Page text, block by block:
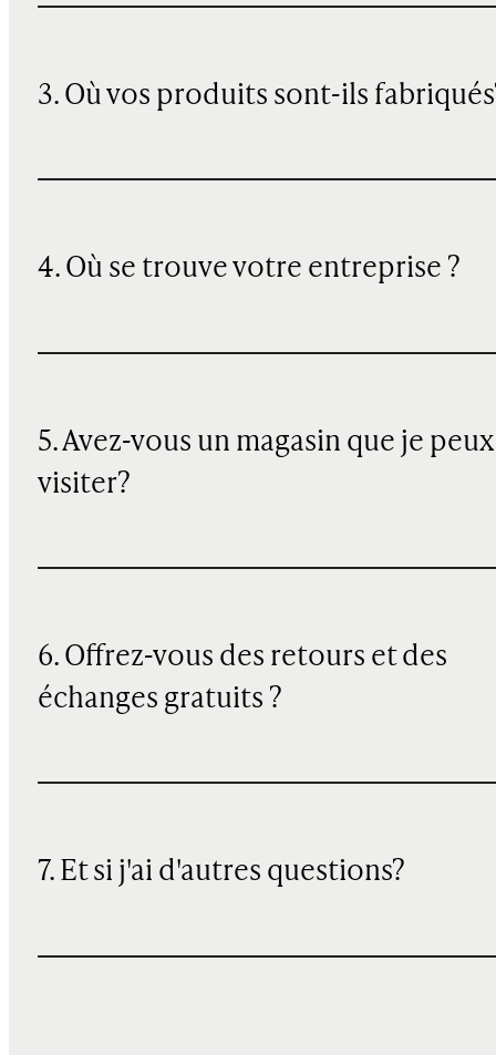
3. Où vos produits sont-ils
4. Où se trouve votre entreprise ?
5. Avez-vous un magasin que je peux
visiter?
6. Offrez-vous des retours et des
échanges gratuits ?
7. Et si j'ai d'autres questions?